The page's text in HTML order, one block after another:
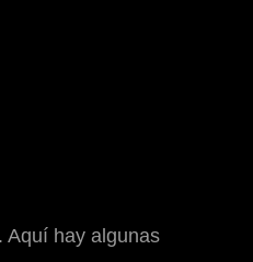
Aquí hay algunas